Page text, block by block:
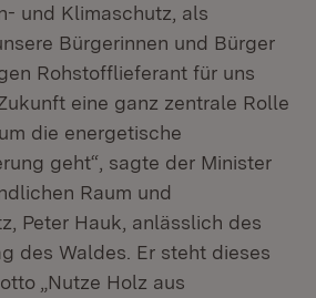
und Klimaschutz, als
Bürgerinnen und Bürger
Rohstofflieferant für uns
eine ganz zentrale Rolle
die energetische
geht“, sagte der Minister
Raum und
Peter Hauk, anlässlich des
des Waldes. Er steht dieses
„Nutze Holz aus